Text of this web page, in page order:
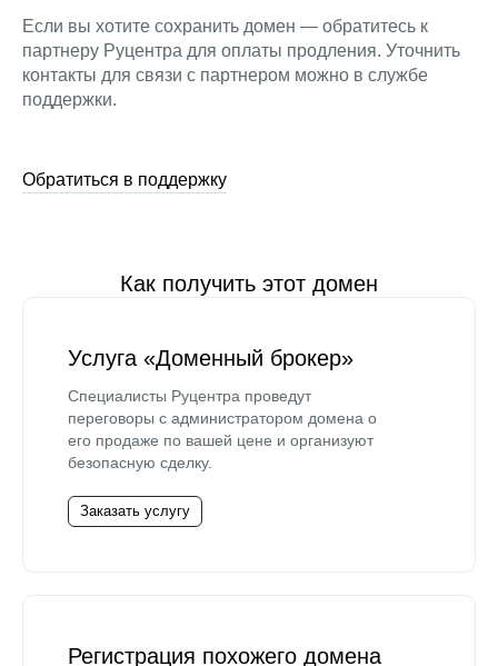
Если вы хотите сохранить домен — обратитесь к
партнеру Руцентра для оплаты продления. Уточнить
контакты для связи с партнером можно в службе
поддержки.
Обратиться в поддержку
Как получить этот домен
Услуга «Доменный брокер»
Специалисты Руцентра проведут
переговоры с администратором домена о
его продаже по вашей цене и организуют
безопасную сделку.
Заказать услугу
Регистрация похожего домена